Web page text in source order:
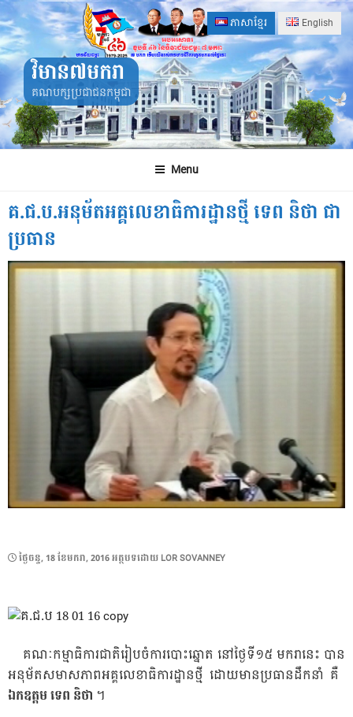
Skip
to
content
ភាសាខ្មែរ English
វិមាន៧មករា
គណបក្សប្រជាជនកម្ពុជា
Menu
គ.ជ.ប.អនុម័តអគ្គលេខាធិការដ្ឋានថ្មី ទេព និថា ជា
ប្រធាន
POSTED
ថ្ងៃ​ចន្ទ, 18 ខែ​មករា, 2016អត្ថបទដោយ LOR SOVANNEY
គណៈ​កម្មាធិការ​ជាតិ​រៀប​ចំ​ការ​បោះ​ឆ្នោត នៅ​ថ្ងៃ​ទី​១៥​ មករា​នេះ បាន​
អនុម័ត​សមាស​ភាព​អគ្គលេខាធិការ​ដ្ឋាន​ថ្មី ​ដោយ​មាន​ប្រធាន​ដឹកនាំ គឺ
ឯកឧត្តម​ ទេព ​និថា ​ ។